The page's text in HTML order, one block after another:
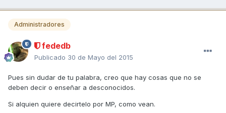
Administradores
fededb
Publicado 30 de Mayo del 2015
Pues sin dudar de tu palabra, creo que hay cosas que no se
deben decir o enseñar a desconocidos.
Si alquien quiere decirtelo por MP, como vean.